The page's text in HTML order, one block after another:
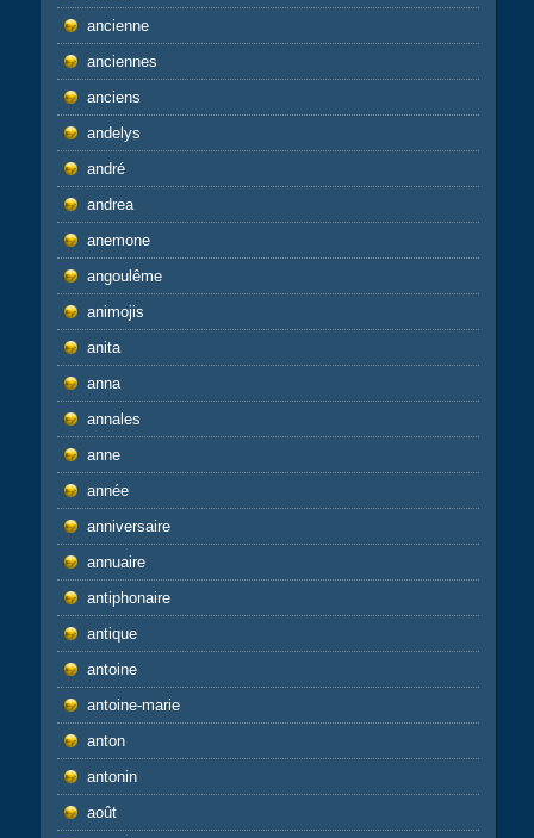
ancienne
anciennes
anciens
andelys
andré
andrea
anemone
angoulême
animojis
anita
anna
annales
anne
année
anniversaire
annuaire
antiphonaire
antique
antoine
antoine-marie
anton
antonin
août